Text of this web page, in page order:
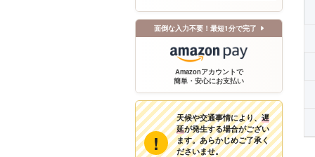
面倒な入力不要！最短1分で完了
Amazonアカウントで
簡単・安心にお支払い
!
天候や交通事情により、遅
延が発生する場合がござい
ます。あらかじめご了承く
ださいませ。
Y4 A4
Y5 A5
Y7
Y8